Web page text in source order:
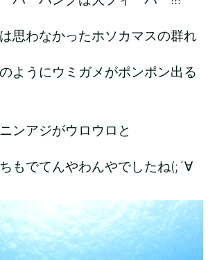
思わなかったホソカマスの群れ
ようにウミガメがポンポン出る
ンアジがウロウロと
もでてんやわんやでしたね(;´∀